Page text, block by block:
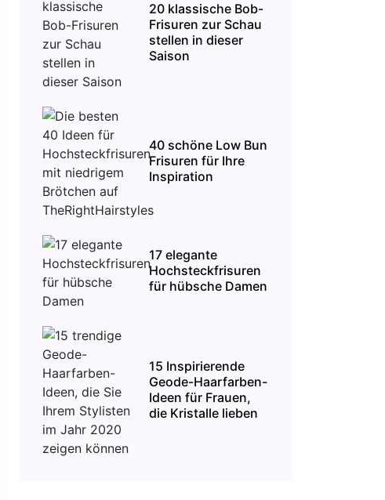
20 klassische Bob-
Frisuren zur Schau
stellen in dieser
Saison
40 schöne Low Bun
Frisuren für Ihre
Inspiration
17 elegante
Hochsteckfrisuren
für hübsche Damen
15 Inspirierende
Geode-Haarfarben-
Ideen für Frauen,
die Kristalle lieben